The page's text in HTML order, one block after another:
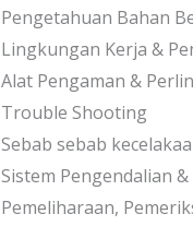
Pengetahuan Bahan
Lingkungan Kerja &
Alat Pengaman &
Trouble Shooting
Sebab sebab
Sistem Pengendalian
Pemeliharaan,